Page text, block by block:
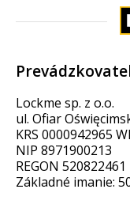
Lockme sp. z o.o.
ul. Ofiar
KRS 0000942965
NIP 8971900213
REGON 520822461
Základné imanie: